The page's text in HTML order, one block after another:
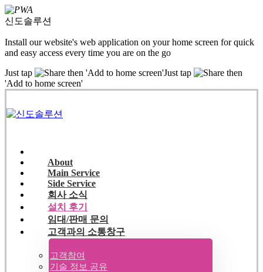
신도솔루션
Install our website's web application on your home screen for quick
and easy access every time you are on the go
Just tap
then 'Add to home screen'Just tap
then
'Add to home screen'
About
Main Service
Side Service
회사 소식
설치 후기
임대/판매 문의
고객과의 소통창구
고객참여
기술 정보 공유